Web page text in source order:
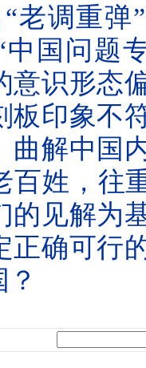
老调重弹
国问题
意识形态
板印象不
曲解中国
百姓，往
的见解为
正确可行